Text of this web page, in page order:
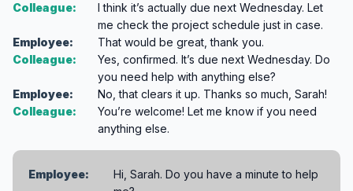
Colleague:
I think it’s actually due next Wednesday. Let
me check the project schedule just in case.
Employee:
That would be great, thank you.
Colleague:
Yes, confirmed. It’s due next Wednesday. Do
you need help with anything else?
Employee:
No, that clears it up. Thanks so much, Sarah!
Colleague:
You’re welcome! Let me know if you need
anything else.
Employee:
Hi, Sarah. Do you have a minute to help